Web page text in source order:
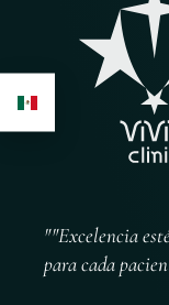
""Excelencia
para cada